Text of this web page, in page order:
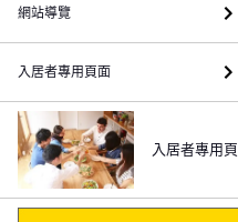
網站導覽
入居者專用頁面
入居者專用